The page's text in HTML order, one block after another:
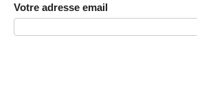
Votre adresse email